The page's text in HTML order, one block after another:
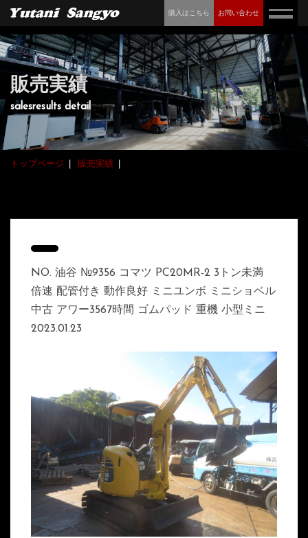
購入はこちら お問い合わせ
販売実績
salesresults detail
トップページ 販売実績
NO. 油谷 №9356 コマツ PC20MR-2 3トン未満
倍速 配管付き 動作良好 ミニユンボ ミニショベル
中古 アワー3567時間 ゴムパッド 重機 小型ミニ
2023.01.23